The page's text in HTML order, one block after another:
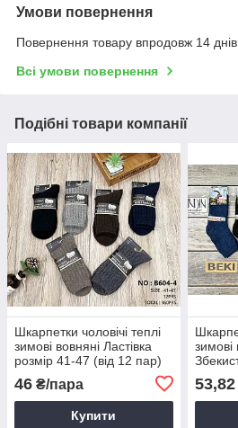
Умови повернення
Повернення товару впродовж 14
Всі умови повернення
Подібні товари компанії
Шкарпетки чоловічі теплі
зимові вовняні Ластівка
розмір 41-47 (від 12 пар)
46 ₴/пара
Купити
зимові
53,82